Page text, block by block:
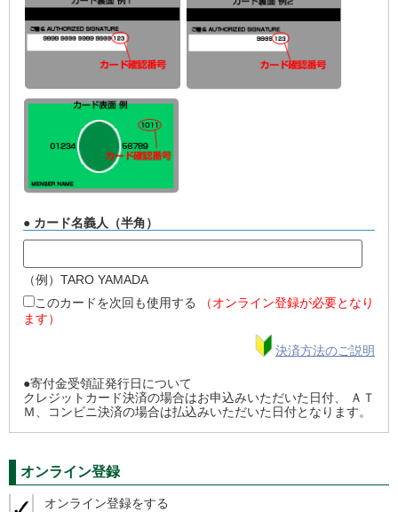
● カード名義人（半角）
（例）TARO YAMADA
このカードを次回も使用する
（オンライン登録が必要となり
ます）
決済方法のご説明
●寄付金受領証発行日について
クレジットカード決済の場合はお申込みいただいた日付、 ＡＴ
Ｍ、コンビニ決済の場合は払込みいただいた日付となります。
オンライン登録
オンライン登録をする